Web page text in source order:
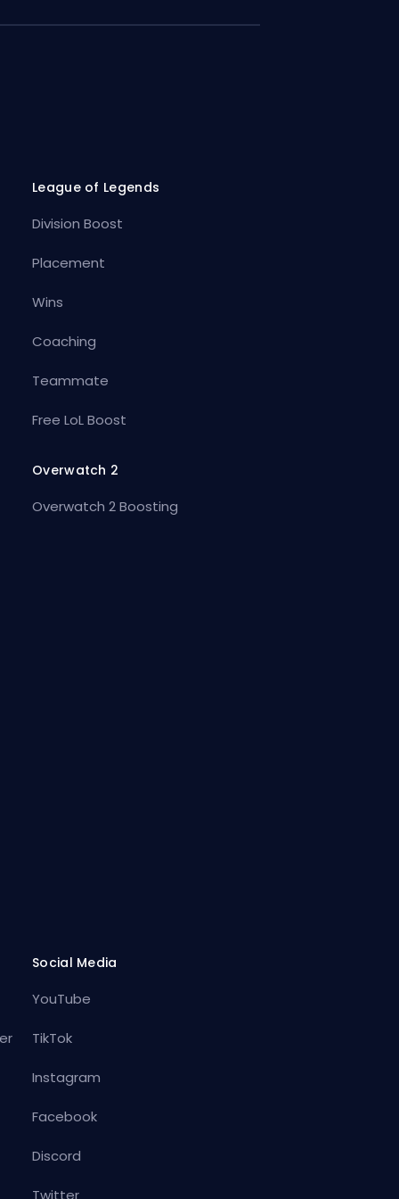
League of Legends
Division Boost
Placement
Wins
Coaching
Teammate
Free LoL Boost
Overwatch 2
Overwatch 2 Boosting
Social Media
YouTube
TikTok
Instagram
Facebook
Discord
Twitter